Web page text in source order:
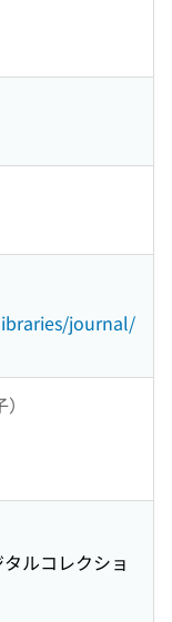
journal/
ルコレクショ